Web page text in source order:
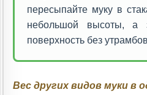
пересыпайте муку в
небольшой высоты, а
поверхность без
Вес других видов муки в